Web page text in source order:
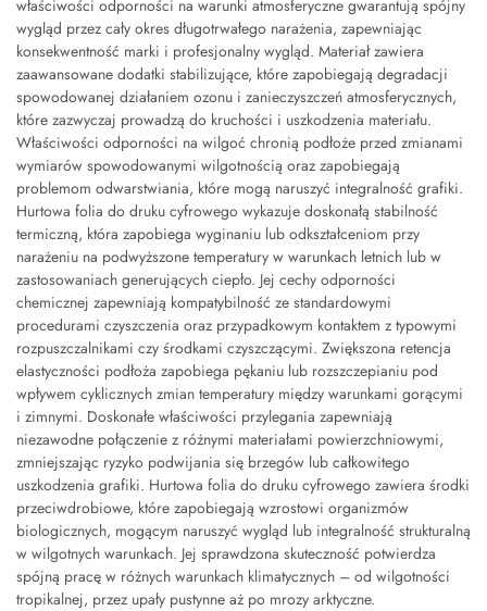
właściwości odporności na warunki atmosferyczne gwarantują spójny
wygląd przez cały okres długotrwałego narażenia, zapewniając
konsekwentność marki i profesjonalny wygląd. Materiał zawiera
zaawansowane dodatki stabilizujące, które zapobiegają degradacji
spowodowanej działaniem ozonu i zanieczyszczeń atmosferycznych,
które zazwyczaj prowadzą do kruchości i uszkodzenia materiału.
Właściwości odporności na wilgoć chronią podłoże przed zmianami
wymiarów spowodowanymi wilgotnością oraz zapobiegają
problemom odwarstwiania, które mogą naruszyć integralność grafiki.
Hurtowa folia do druku cyfrowego wykazuje doskonałą stabilność
termiczną, która zapobiega wyginaniu lub odkształceniom przy
narażeniu na podwyższone temperatury w warunkach letnich lub w
zastosowaniach generujących ciepło. Jej cechy odporności
chemicznej zapewniają kompatybilność ze standardowymi
procedurami czyszczenia oraz przypadkowym kontaktem z typowymi
rozpuszczalnikami czy środkami czyszczącymi. Zwiększona retencja
elastyczności podłoża zapobiega pękaniu lub rozszczepianiu pod
wpływem cyklicznych zmian temperatury między warunkami gorącymi
i zimnymi. Doskonałe właściwości przylegania zapewniają
niezawodne połączenie z różnymi materiałami powierzchniowymi,
zmniejszając ryzyko podwijania się brzegów lub całkowitego
uszkodzenia grafiki. Hurtowa folia do druku cyfrowego zawiera środki
przeciwdrobiowe, które zapobiegają wzrostowi organizmów
biologicznych, mogącym naruszyć wygląd lub integralność strukturalną
w wilgotnych warunkach. Jej sprawdzona skuteczność potwierdza
spójną pracę w różnych warunkach klimatycznych – od wilgotności
tropikalnej, przez upały pustynne aż po mrozy arktyczne.